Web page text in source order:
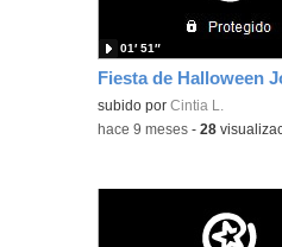
Contenido educativo.
subido porCintia L.
01′ 51″
-hace 9 meses -28